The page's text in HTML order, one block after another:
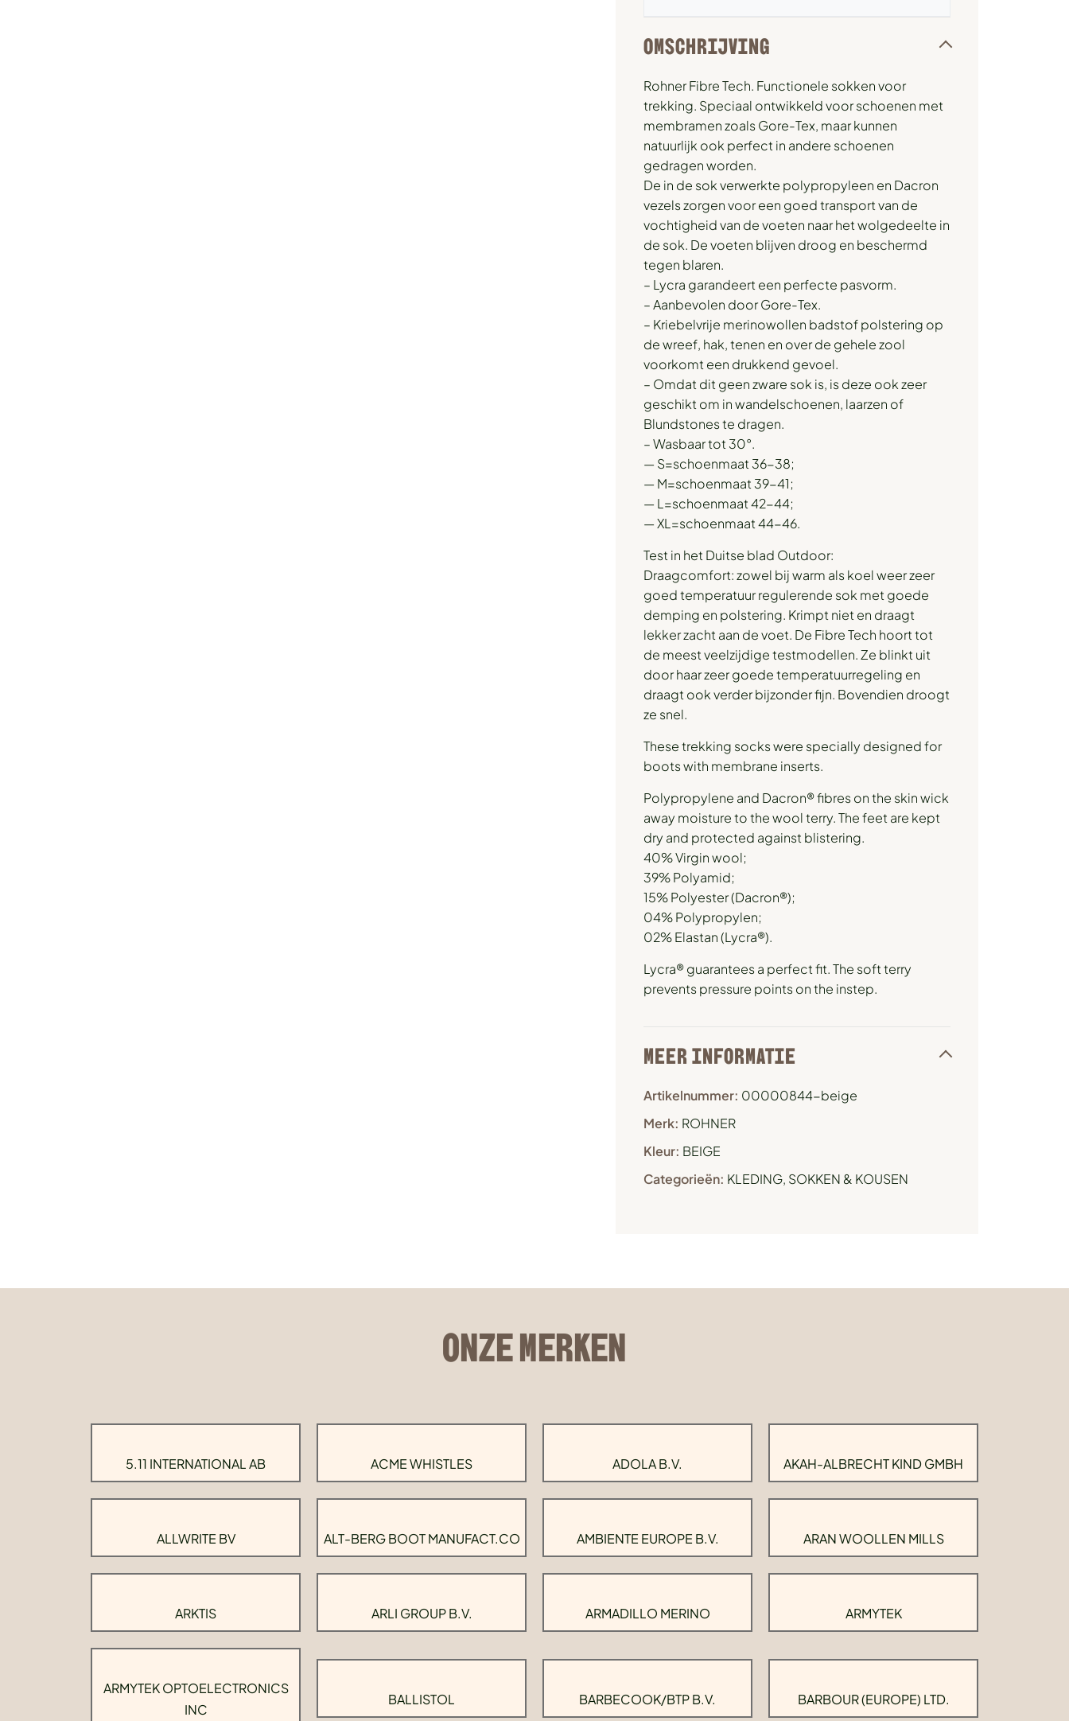
OMSCHRIJVING
Rohner Fibre Tech. Functionele sokken voor
trekking. Speciaal ontwikkeld voor schoenen met
membramen zoals Gore-Tex, maar kunnen
natuurlijk ook perfect in andere schoenen
gedragen worden.
De in de sok verwerkte polypropyleen en Dacron
vezels zorgen voor een goed transport van de
vochtigheid van de voeten naar het wolgedeelte in
de sok. De voeten blijven droog en beschermd
tegen blaren.
– Lycra garandeert een perfecte pasvorm.
– Aanbevolen door Gore-Tex.
– Kriebelvrije merinowollen badstof polstering op
de wreef, hak, tenen en over de gehele zool
voorkomt een drukkend gevoel.
– Omdat dit geen zware sok is, is deze ook zeer
geschikt om in wandelschoenen, laarzen of
Blundstones te dragen.
– Wasbaar tot 30°.
— S=schoenmaat 36-38;
— M=schoenmaat 39-41;
— L=schoenmaat 42-44;
— XL=schoenmaat 44-46.
Test in het Duitse blad Outdoor:
Draagcomfort: zowel bij warm als koel weer zeer
goed temperatuur regulerende sok met goede
demping en polstering. Krimpt niet en draagt
lekker zacht aan de voet. De Fibre Tech hoort tot
de meest veelzijdige testmodellen. Ze blinkt uit
door haar zeer goede temperatuurregeling en
draagt ook verder bijzonder fijn. Bovendien droogt
ze snel.
These trekking socks were specially designed for
boots with membrane inserts.
Polypropylene and Dacron® fibres on the skin wick
away moisture to the wool terry. The feet are kept
dry and protected against blistering.
40% Virgin wool;
39% Polyamid;
15% Polyester (Dacron®);
04% Polypropylen;
02% Elastan (Lycra®).
Lycra® guarantees a perfect fit. The soft terry
prevents pressure points on the instep.
MEER INFORMATIE
Artikelnummer: 00000844-beige
Merk: ROHNER
Kleur: BEIGE
Categorieën: KLEDING, SOKKEN & KOUSEN
ONZE MERKEN
5.11 INTERNATIONAL AB ACME WHISTLES ADOLA B.V. AKAH-ALBRECHT KIND GMBH
ALLWRITE BV ALT-BERG BOOT MANUFACT.CO AMBIENTE EUROPE B.V. ARAN WOOLLEN MILLS
ARKTIS ARLI GROUP B.V. ARMADILLO MERINO ARMYTEK
ARMYTEK OPTOELECTRONICS
INC
BALLISTOL BARBECOOK/BTP B.V. BARBOUR (EUROPE) LTD.